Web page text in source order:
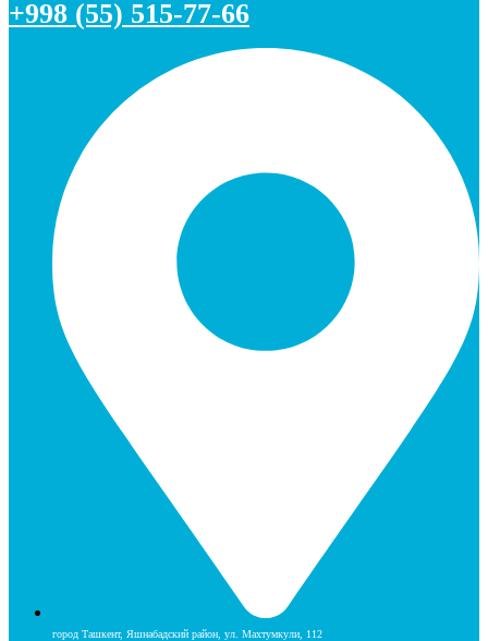
+998 (55) 515-77-66
город Ташкент, Яшнабадский район, ул. Махтумкули, 112